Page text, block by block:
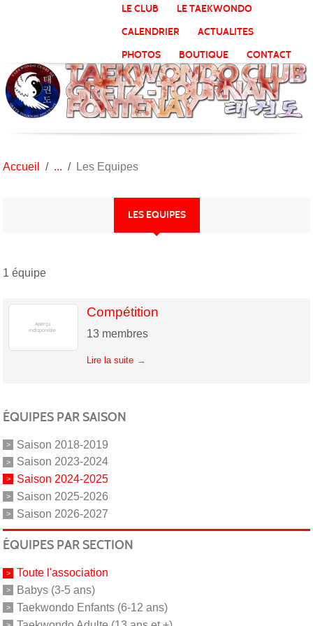
LE CLUB
LE TAEKWONDO
CALENDRIER
ACTUALITES
PHOTOS
BOUTIQUE CONTACT
Accueil Les Equipes
LES EQUIPES
1 équipe
Compétition
13 membres
Lire la suite
ÉQUIPES PAR SAISON
Saison 2018-2019
Saison 2023-2024
Saison 2024-2025
Saison 2025-2026
Saison 2026-2027
ÉQUIPES PAR SECTION
Toute l'association
Babys (3-5 ans)
Taekwondo Enfants (6-12 ans)
Panneau de gestion des cookies